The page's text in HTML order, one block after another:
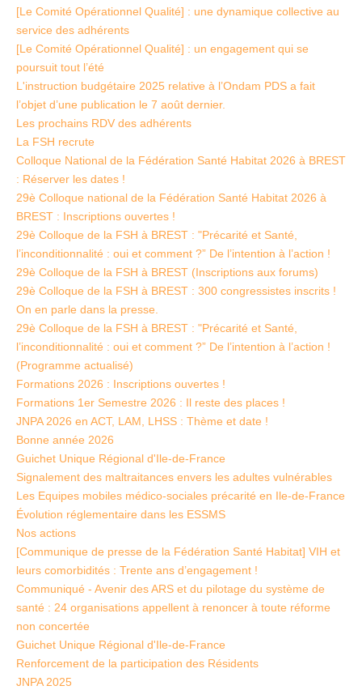
[Le Comité Opérationnel Qualité] : une dynamique collective au
service des adhérents
[Le Comité Opérationnel Qualité] : un engagement qui se
poursuit tout l’été
L'instruction budgétaire 2025 relative à l’Ondam PDS a fait
l’objet d’une publication le 7 août dernier.
Les prochains RDV des adhérents
La FSH recrute
Colloque National de la Fédération Santé Habitat 2026 à BREST
: Réserver les dates !
29è Colloque national de la Fédération Santé Habitat 2026 à
BREST : Inscriptions ouvertes !
29è Colloque de la FSH à BREST : "Précarité et Santé,
l’inconditionnalité : oui et comment ?” De l’intention à l’action !
29è Colloque de la FSH à BREST (Inscriptions aux forums)
29è Colloque de la FSH à BREST : 300 congressistes inscrits !
On en parle dans la presse.
29è Colloque de la FSH à BREST : "Précarité et Santé,
l’inconditionnalité : oui et comment ?” De l’intention à l’action !
(Programme actualisé)
Formations 2026 : Inscriptions ouvertes !
Formations 1er Semestre 2026 : Il reste des places !
JNPA 2026 en ACT, LAM, LHSS : Thème et date !
Bonne année 2026
Guichet Unique Régional d'Ile-de-France
Signalement des maltraitances envers les adultes vulnérables
Les Equipes mobiles médico-sociales précarité en Ile-de-France
Évolution réglementaire dans les ESSMS
Nos actions
[Communique de presse de la Fédération Santé Habitat] VIH et
leurs comorbidités : Trente ans d’engagement !
Communiqué - Avenir des ARS et du pilotage du système de
santé : 24 organisations appellent à renoncer à toute réforme
non concertée
Guichet Unique Régional d'Ile-de-France
Renforcement de la participation des Résidents
JNPA 2025